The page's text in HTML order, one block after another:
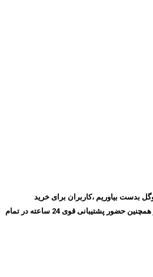
و همچنین موتور جست و جوی گوگل بدست بیاوریم ،کاربران برای خرید
فیلترشکن پرسرعت، می‌توانند بدون نیاز به ثبت‌نام و عضویت در سایت،سرویس مورد نظر خود را انتخاب کنند و سپس اقدام به خرید کنند،و همچنین تمامی سرویس های ما بدون محدودیت حجمی می باشد،و همچنین حضور پشتیبانی قوی 24 ساعته در تمام